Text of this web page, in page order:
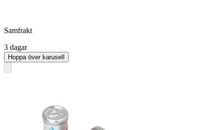
Samfrakt
3 dagar
Hoppa över karusell